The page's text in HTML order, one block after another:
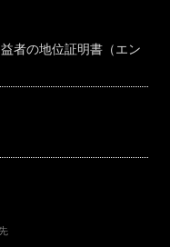
者の地位証明書（エン